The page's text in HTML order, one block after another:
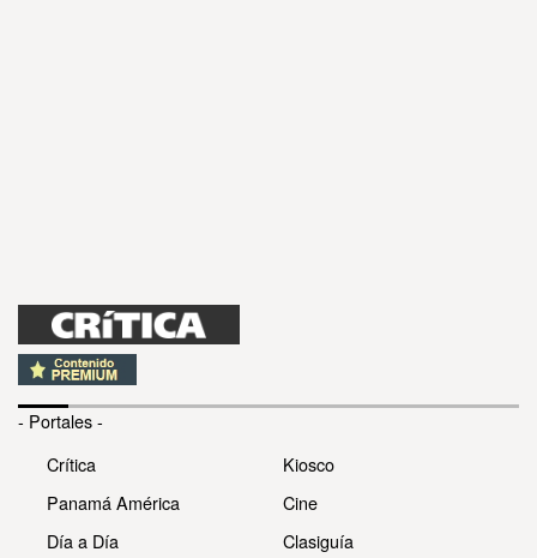
- Portales -
Crítica
Panamá América
Día a Día
Kiosco
Cine
Clasiguía